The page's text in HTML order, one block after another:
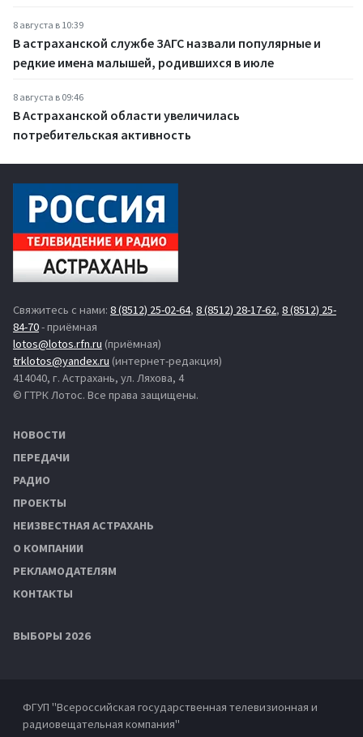
8 августа в 10:39
В астраханской службе ЗАГС назвали популярные и
редкие имена малышей, родившихся в июле
8 августа в 09:46
В Астраханской области увеличилась
потребительская активность
Свяжитесь с нами: 8 (8512) 25-02-64, 8 (8512) 28-17-62, 8 (8512) 25-
84-70- приёмная
lotos@lotos.rfn.ru (приёмная)
trklotos@yandex.ru (интернет-редакция)
414040, г. Астрахань, ул. Ляхова, 4
© ГТРК Лотос. Все права защищены.
НОВОСТИ
ПЕРЕДАЧИ
РАДИО
ПРОЕКТЫ
НЕИЗВЕСТНАЯ АСТРАХАНЬ
О КОМПАНИИ
РЕКЛАМОДАТЕЛЯМ
КОНТАКТЫ
ВЫБОРЫ 2026
ФГУП "Всероссийская государственная телевизионная и
радиовещательная компания"